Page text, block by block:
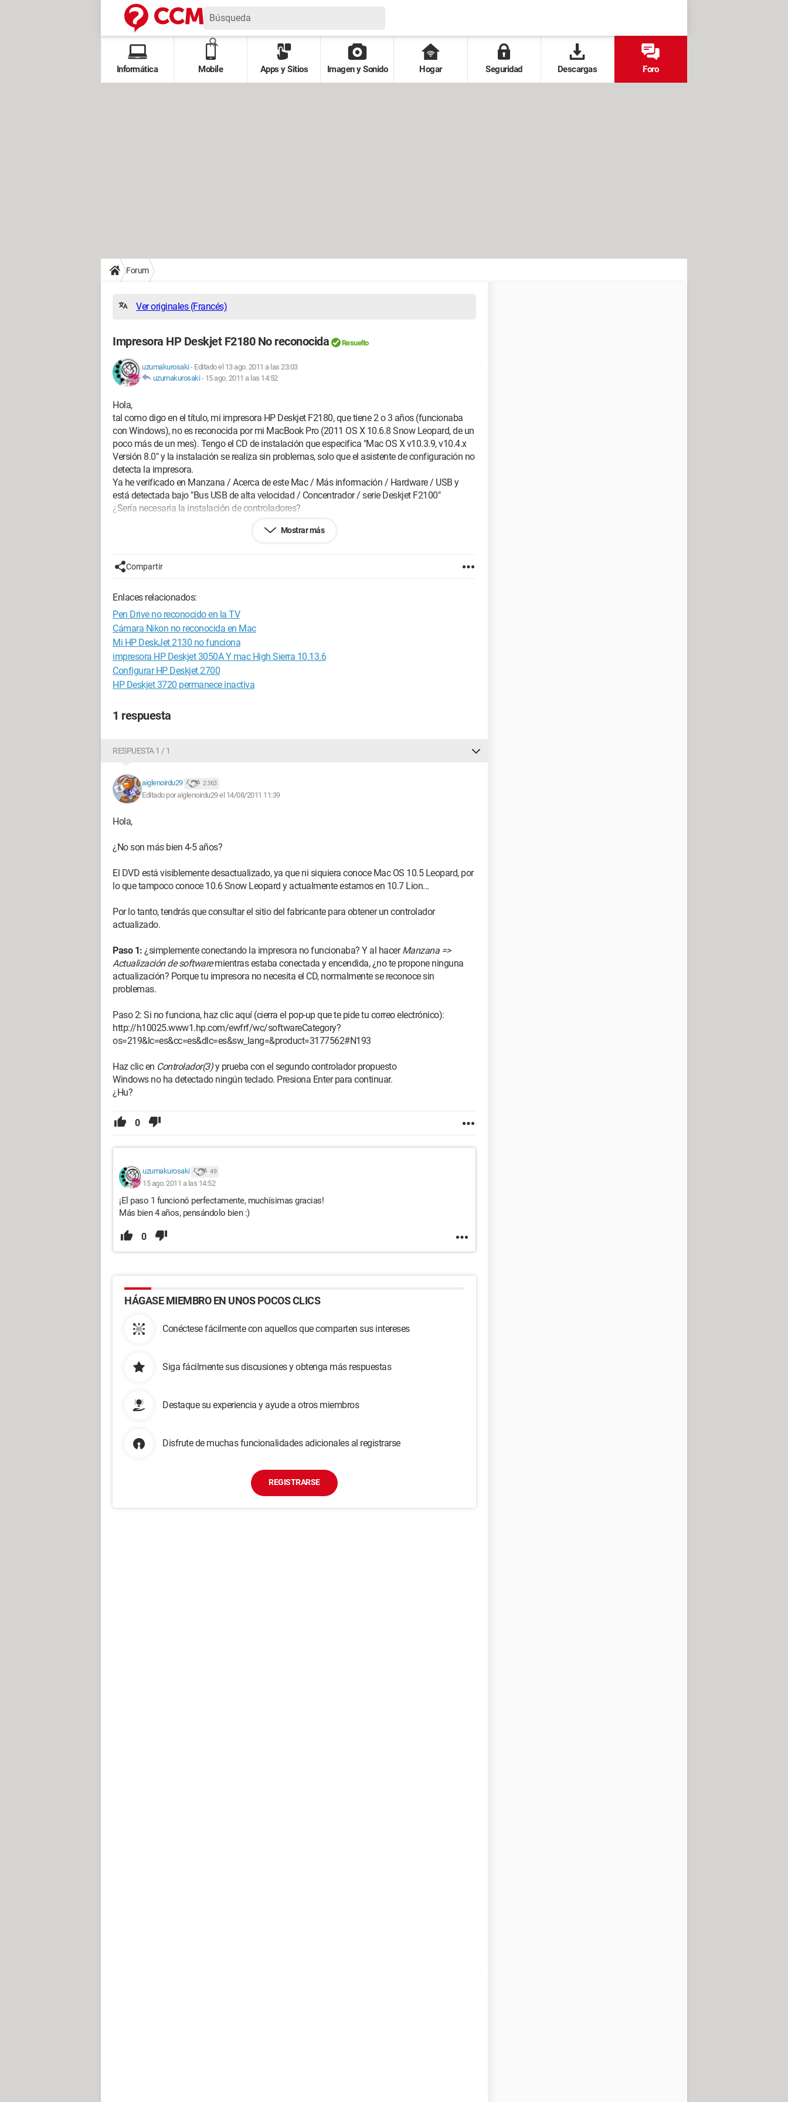
Informática Mobile Apps y Sitios Imagen y Sonido Hogar Seguridad Descargas Foro
Forum
Ver originales (Francés)
Impresora HP Deskjet F2180 No reconocida Resuelto
uzumakurosaki- Editado el 13 ago. 2011 a las 23:03
uzumakurosaki- 15 ago. 2011 a las 14:52
Hola,
tal como digo en el título, mi impresora HP Deskjet F2180, que tiene 2 o 3 años (funcionaba
con Windows), no es reconocida por mi MacBook Pro (2011 OS X 10.6.8 Snow Leopard, de un
poco más de un mes). Tengo el CD de instalación que especifica "Mac OS X v10.3.9, v10.4.x
Versión 8.0" y la instalación se realiza sin problemas, solo que el asistente de configuración no
detecta la impresora.
Ya he verificado en Manzana / Acerca de este Mac / Más información / Hardware / USB y
está detectada bajo "Bus USB de alta velocidad / Concentrador / serie Deskjet F2100"
¿Sería necesaria la instalación de controladores?
Configuración:
Mostrar más
Compartir
Enlaces relacionados:
Pen Drive no reconocido en la TV
Cámara Nikon no reconocida en Mac
Mi HP DeskJet 2130 no funciona
impresora HP Deskjet 3050A Y mac High Sierra 10.13.6
Configurar HP Deskjet 2700
HP Deskjet 3720 permanece inactiva
1 respuesta
RESPUESTA 1 / 1
aiglenoirdu29 2 363
Editado por aiglenoirdu29 el 14/08/2011 11:39
Hola,
¿No son más bien 4-5 años?
El DVD está visiblemente desactualizado, ya que ni siquiera conoce Mac OS 10.5 Leopard, por
lo que tampoco conoce 10.6 Snow Leopard y actualmente estamos en 10.7 Lion...
Por lo tanto, tendrás que consultar el sitio del fabricante para obtener un controlador
actualizado.
Paso 1: ¿simplemente conectando la impresora no funcionaba? Y al hacerManzana =>
Actualización de softwaremientras estaba conectada y encendida, ¿no te propone ninguna
actualización? Porque tu impresora no necesita el CD, normalmente se reconoce sin
problemas.
Paso 2: Si no funciona, haz clic aquí (cierra el pop-up que te pide tu correo electrónico):
http://h10025.www1.hp.com/ewfrf/wc/softwareCategory?
os=219&lc=es&cc=es&dlc=es&sw_lang=&product=3177562#N193
Haz clic en Controlador(3)y prueba con el segundo controlador propuesto
Windows no ha detectado ningún teclado. Presiona Enter para continuar.
¿Hu?
0
uzumakurosaki 49
15 ago. 2011 a las 14:52
¡El paso 1 funcionó perfectamente, muchísimas gracias!
Más bien 4 años, pensándolo bien :)
0
HÁGASE MIEMBRO EN UNOS POCOS CLICS
Conéctese fácilmente con aquellos que comparten sus intereses
Siga fácilmente sus discusiones y obtenga más respuestas
Destaque su experiencia y ayude a otros miembros
Disfrute de muchas funcionalidades adicionales al registrarse
REGISTRARSE